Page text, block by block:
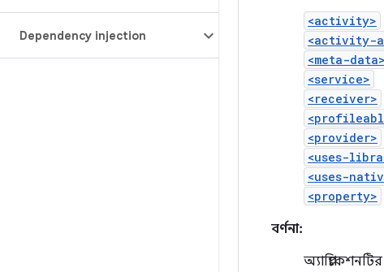
Dependency injection
<activity>
<activity-
<meta-data>
<service>
<receiver>
<provider>
<uses-
<uses-
<property>
বর্ণনা: